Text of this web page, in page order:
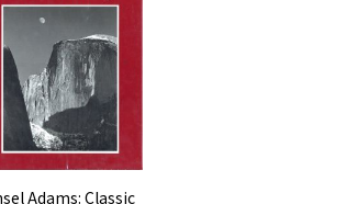
Adams: Classic